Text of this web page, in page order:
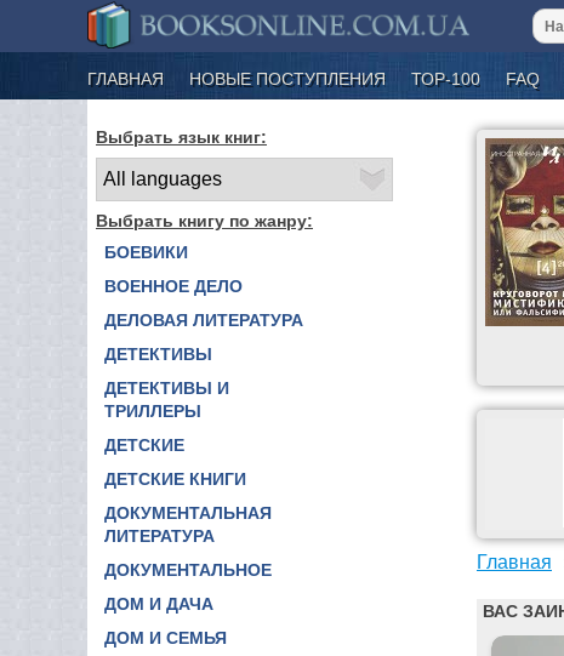
ГЛАВНАЯ НОВЫЕ ПОСТУПЛЕНИЯ ТОР-100 FAQ
Выбрать язык книг:
Выбрать книгу по жанру:
БОЕВИКИ
ВОЕННОЕ ДЕЛО
ДЕЛОВАЯ ЛИТЕРАТУРА
ДЕТЕКТИВЫ
ДЕТЕКТИВЫ И
ТРИЛЛЕРЫ
ДЕТСКИЕ
ДЕТСКИЕ КНИГИ
ДОКУМЕНТАЛЬНАЯ
ЛИТЕРАТУРА
ДОКУМЕНТАЛЬНОЕ
ДОМ И ДАЧА
ДОМ И СЕМЬЯ
Главная